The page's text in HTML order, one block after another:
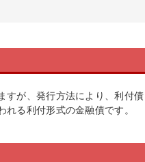
すが、発行方法により、利付
る利付形式の金融債です。